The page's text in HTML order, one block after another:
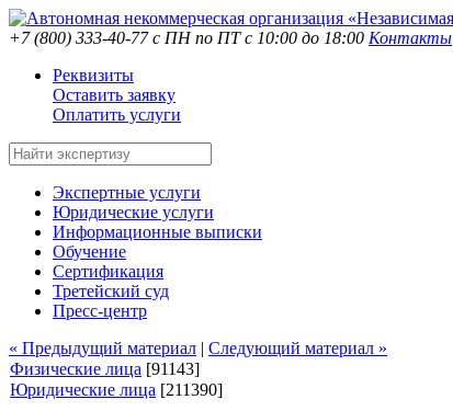
+7 (800) 333-40-77с ПН по ПТ с 10:00 до 18:00 Контакты
Реквизиты
Оставить заявку
Оплатить услуги
Экспертные услуги
Юридические услуги
Информационные выписки
Обучение
Сертификация
Третейский суд
Пресс-центр
« Предыдущий материал | Следующий материал »
Физические лица [91143]
Юридические лица [211390]